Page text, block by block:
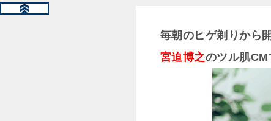
毎朝のヒゲ剃りから
宮迫博之のツル肌